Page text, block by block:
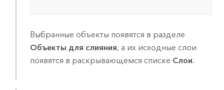
Выбранные объекты появятся в разделе
Объекты для слияния, а их исходные слои
появятся в раскрывающемся списке Слои.